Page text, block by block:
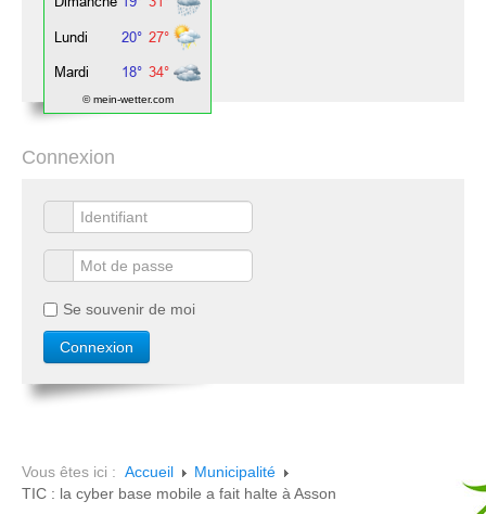
© mein-wetter.com
Connexion
Se souvenir de moi
Vous êtes ici : Accueil
Municipalité
TIC : la cyber base mobile a fait halte à Asson